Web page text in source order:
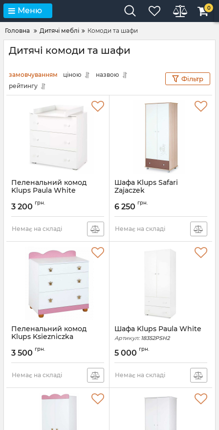
Меню 0
Головна Дитячі меблі Комоди та шафи
Дитячі комоди та шафи
замовчуванням ціною
назвою
рейтингу
Фільтр
Пеленальний комод
Klups Paula White
3 200 грн.
Немає на складі
Шафа Klups Safari
Zajaczek
6 250 грн.
Немає на складі
Пеленальний комод
Klups Ksiezniczka
3 500 грн.
Немає на складі
Шафа Klups Paula White
Артикул:18352PSH2
5 000 грн.
Немає на складі